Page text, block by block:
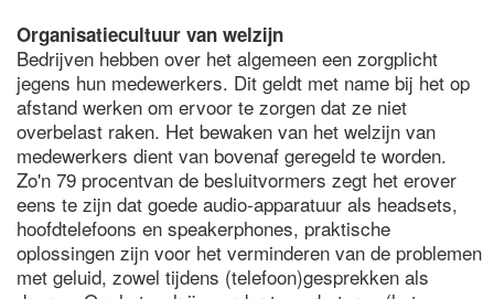
Organisatiecultuur van welzijn
Bedrijven hebben over het algemeen een zorgplicht
jegens hun medewerkers. Dit geldt met name bij het op
afstand werken om ervoor te zorgen dat ze niet
overbelast raken. Het bewaken van het welzijn van
medewerkers dient van bovenaf geregeld te worden.
Zo'n 79 procentvan de besluitvormers zegt het erover
eens te zijn dat goede audio-apparatuur als headsets,
hoofdtelefoons en speakerphones, praktische
oplossingen zijn voor het verminderen van de problemen
met geluid, zowel tijdens (telefoon)gesprekken als